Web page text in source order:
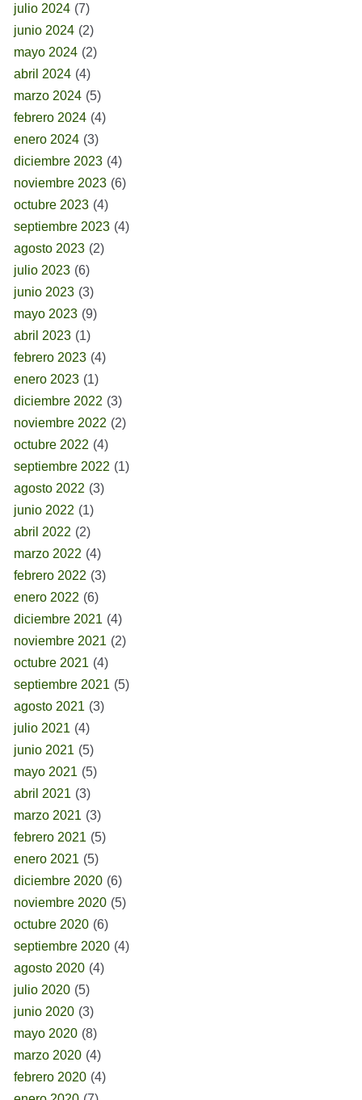
julio 2024 (7)
junio 2024 (2)
mayo 2024 (2)
abril 2024 (4)
marzo 2024 (5)
febrero 2024 (4)
enero 2024 (3)
diciembre 2023 (4)
noviembre 2023 (6)
octubre 2023 (4)
septiembre 2023 (4)
agosto 2023 (2)
julio 2023 (6)
junio 2023 (3)
mayo 2023 (9)
abril 2023 (1)
febrero 2023 (4)
enero 2023 (1)
diciembre 2022 (3)
noviembre 2022 (2)
octubre 2022 (4)
septiembre 2022 (1)
agosto 2022 (3)
junio 2022 (1)
abril 2022 (2)
marzo 2022 (4)
febrero 2022 (3)
enero 2022 (6)
diciembre 2021 (4)
noviembre 2021 (2)
octubre 2021 (4)
septiembre 2021 (5)
agosto 2021 (3)
julio 2021 (4)
junio 2021 (5)
mayo 2021 (5)
abril 2021 (3)
marzo 2021 (3)
febrero 2021 (5)
enero 2021 (5)
diciembre 2020 (6)
noviembre 2020 (5)
octubre 2020 (6)
septiembre 2020 (4)
agosto 2020 (4)
julio 2020 (5)
junio 2020 (3)
mayo 2020 (8)
marzo 2020 (4)
febrero 2020 (4)